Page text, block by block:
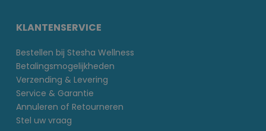
KLANTENSERVICE
Bestellen bij Stesha Wellness
Betalingsmogelijkheden
Verzending & Levering
Service & Garantie
Annuleren of Retourneren
Stel uw vraag